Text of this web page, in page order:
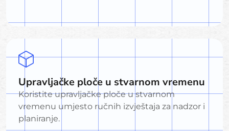
Upravljačke ploče u stvarnom vremenu
Koristite upravljačke ploče u stvarnom
vremenu umjesto ručnih izvještaja za nadzor i
planiranje.